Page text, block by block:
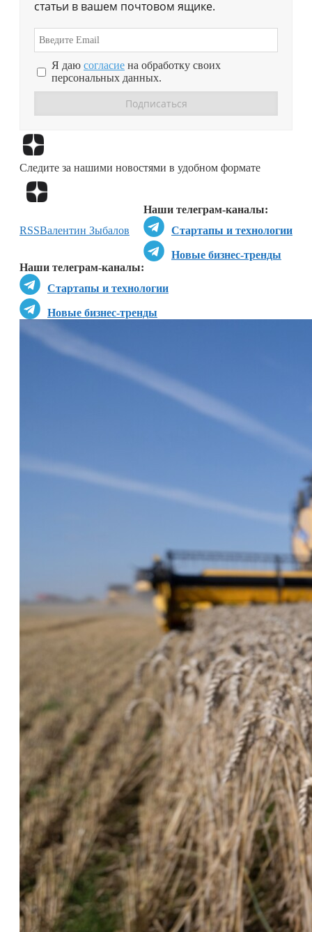
статьи в вашем почтовом ящике.
Я даю согласие на обработку своих
персональных данных.
Следите за нашими новостями в удобном формате
Наши телеграм-каналы:
Стартапы и технологии
Новые бизнес-тренды
Наши телеграм-каналы:
Стартапы и технологии
Новые бизнес-тренды
RSSВалентин Зыбалов